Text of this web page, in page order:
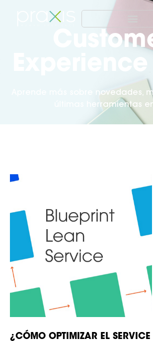
Aprende más sobre novedades,
últimas herramientas en
¿CÓMO OPTIMIZAR EL SERVICE